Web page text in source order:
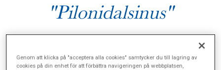
"Pilonidalsinus"
Genom att klicka på "acceptera alla cookies" samtycker du till lagring av
cookies på din enhet för att förbättra navigeringen på webbplatsen,